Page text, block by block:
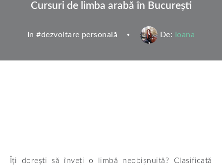
Cursuri de limba arabă în București
In #dezvoltare personală De: Ioana
Îți dorești să înveți o limbă neobișnuită? Clasificată